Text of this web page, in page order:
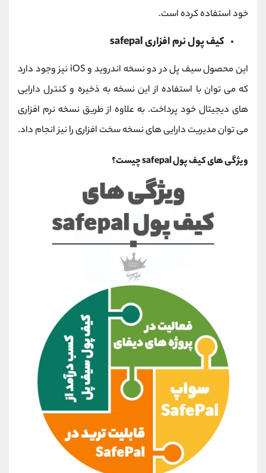
خود استفاده کرده است.
کیف پول نرم افزاری safepal
این محصول سیف پل در دو نسخه اندروید و iOS نیز وجود دارد
که می توان با استفاده از این نسخه به ذخیره و کنترل دارایی
های دیجیتال خود پرداخت. به علاوه از طریق نسخه نرم افزاری
می توان مدیریت دارایی های نسخه سخت افزاری را نیز انجام داد.
ویژگی های کیف پول safepal چیست؟